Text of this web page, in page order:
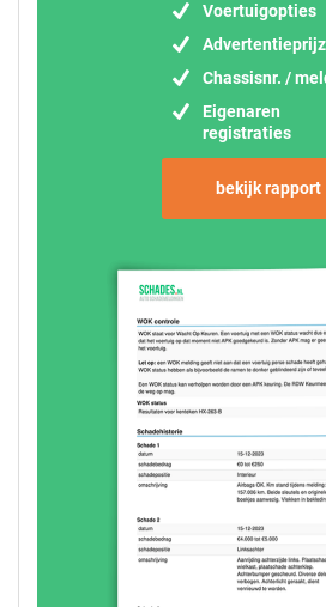
Voertuigopties
Chassisnr. /
Eigenaren
registraties
bekijk rapport